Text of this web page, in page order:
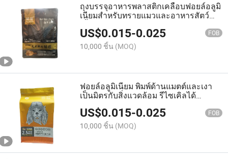
ถุงบรรจุอาหารพลาสติกเคลือบฟอยล์อลูมิ
เนียมสำหรับทรายแมวและอาหารสัตว์
US$0.015-0.025 FOB
10,000 ชิ้น (MOQ)
ฟอยล์อลูมิเนียม พิมพ์ด้านแมตต์และเงา
เป็นมิตรกับสิ่งแวดล้อม รีไซเคิลได้
สำหรับขนมสุนัขและแมว บรรจุภัณฑ์
พลาสติกถุงพกพาแบบก้นแบน
US$0.015-0.025 FOB
10,000 ชิ้น (MOQ)